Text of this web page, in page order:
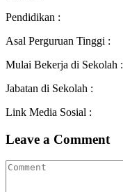
Pendidikan :
Asal Perguruan Tinggi :
Mulai Bekerja di Sekolah :
Jabatan di Sekolah :
Link Media Sosial :
Leave a Comment